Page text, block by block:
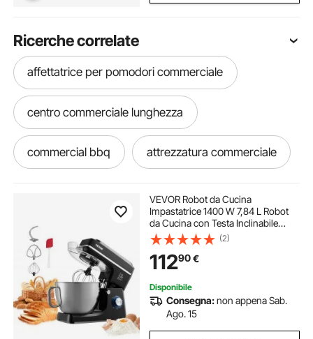
Ricerche correlate
affettatrice per pomodori commerciale
centro commerciale lunghezza
commercial bbq attrezzatura commerciale
distributore di bevande commerciale
VEVOR Robot da Cucina
Impastatrice 1400 W 7,84 L Robot
da Cucina con Testa Inclinabile
Ciotola in Acciaio Inossidabile
Gancio per Impastare Frusta
Raschietto, Robot da Cucina
Domestico per Mescolare
(2)
11290€
Disponibile
Consegna:non appena Sab.
Ago. 15